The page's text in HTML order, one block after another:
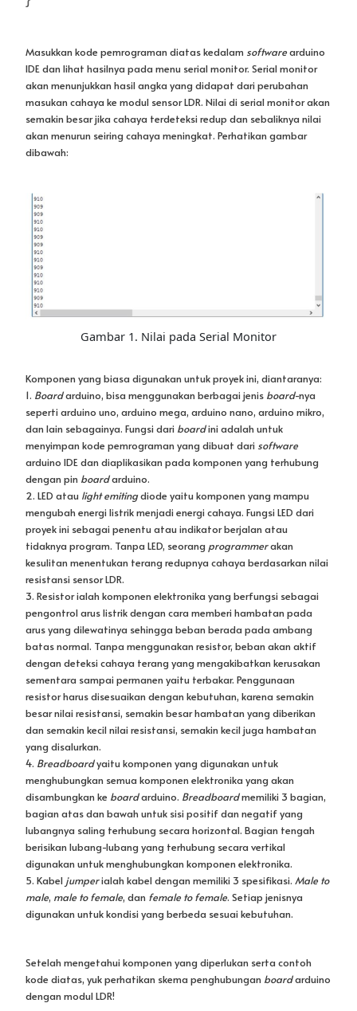
Masukkan kode pemrograman diatas kedalam softwarearduino
IDE dan lihat hasilnya pada menu serial monitor. Serial monitor
akan menunjukkan hasil angka yang didapat dari perubahan
masukan cahaya ke modul sensor LDR. Nilai di serial monitor akan
semakin besar jika cahaya terdeteksi redup dan sebaliknya nilai
akan menurun seiring cahaya meningkat. Perhatikan gambar
dibawah:
Gambar 1. Nilai pada Serial Monitor
Komponen yang biasa digunakan untuk proyek ini, diantaranya:
1. Boardarduino, bisa menggunakan berbagai jenis board-nya
seperti arduino uno, arduino mega, arduino nano, arduino mikro,
dan lain sebagainya. Fungsi dari boardini adalah untuk
menyimpan kode pemrograman yang dibuat dari software
arduino IDE dan diaplikasikan pada komponen yang terhubung
dengan pin boardarduino.
2. LED atau light emitingdiode yaitu komponen yang mampu
mengubah energi listrik menjadi energi cahaya. Fungsi LED dari
proyek ini sebagai penentu atau indikator berjalan atau
tidaknya program. Tanpa LED, seorang programmerakan
kesulitan menentukan terang redupnya cahaya berdasarkan nilai
resistansi sensor LDR.
3. Resistor ialah komponen elektronika yang berfungsi sebagai
pengontrol arus listrik dengan cara memberi hambatan pada
arus yang dilewatinya sehingga beban berada pada ambang
batas normal. Tanpa menggunakan resistor, beban akan aktif
dengan deteksi cahaya terang yang mengakibatkan kerusakan
sementara sampai permanen yaitu terbakar. Penggunaan
resistor harus disesuaikan dengan kebutuhan, karena semakin
besar nilai resistansi, semakin besar hambatan yang diberikan
dan semakin kecil nilai resistansi, semakin kecil juga hambatan
yang disalurkan.
4. Breadboardyaitu komponen yang digunakan untuk
menghubungkan semua komponen elektronika yang akan
disambungkan ke boardarduino. Breadboardmemiliki 3 bagian,
bagian atas dan bawah untuk sisi positif dan negatif yang
lubangnya saling terhubung secara horizontal. Bagian tengah
berisikan lubang-lubang yang terhubung secara vertikal
digunakan untuk menghubungkan komponen elektronika.
5. Kabel jumperialah kabel dengan memiliki 3 spesifikasi.Male to
male, male to female, dan female to female. Setiap jenisnya
digunakan untuk kondisi yang berbeda sesuai kebutuhan.
Setelah mengetahui komponen yang diperlukan serta contoh
kode diatas, yuk perhatikan skema penghubungan boardarduino
dengan modul LDR!